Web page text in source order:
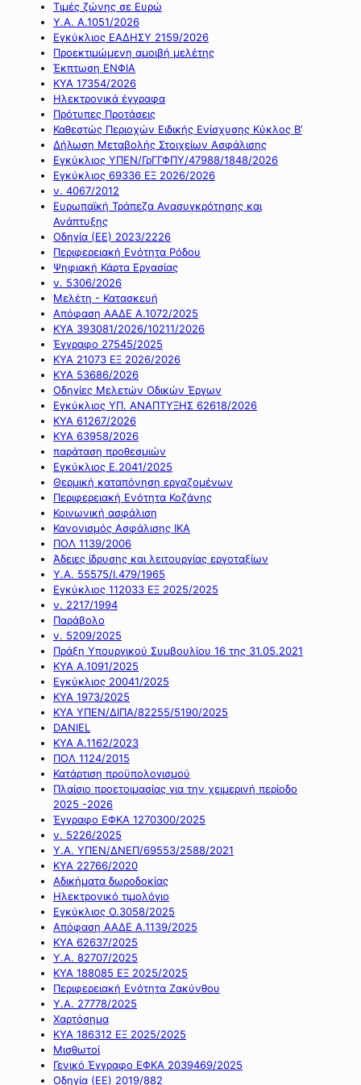
Τιμές ζώνης σε Ευρώ
Υ.Α. Α.1051/2026
Εγκύκλιος ΕΑΔΗΣΥ 2159/2026
Προεκτιμώμενη αμοιβή μελέτης
Έκπτωση ΕΝΦΙΑ
ΚΥΑ 17354/2026
Ηλεκτρονικά έγγραφα
Πρότυπες Προτάσεις
Καθεστώς Περιοχών Ειδικής Ενίσχυσης Κύκλος Β’
Δήλωση Μεταβολής Στοιχείων Ασφάλισης
Εγκύκλιος ΥΠΕΝ/ΓρΓΓΦΠΥ/47988/1848/2026
Εγκύκλιος 69336 ΕΞ 2026/2026
ν. 4067/2012
Ευρωπαϊκή Τράπεζα Ανασυγκρότησης και
Ανάπτυξης
Οδηγία (ΕΕ) 2023/2226
Περιφερειακή Ενότητα Ρόδου
Ψηφιακή Κάρτα Εργασίας
ν. 5306/2026
Μελέτη - Κατασκευή
Απόφαση ΑΑΔΕ Α.1072/2025
ΚΥΑ 393081/2026/10211/2026
Έγγραφο 27545/2025
ΚΥΑ 21073 ΕΞ 2026/2026
ΚΥΑ 53686/2026
Οδηγίες Μελετών Οδικών Έργων
Εγκύκλιος ΥΠ. ΑΝΑΠΤΥΞΗΣ 62618/2026
ΚΥΑ 61267/2026
ΚΥΑ 63958/2026
παράταση προθεσμιών
Εγκύκλιος Ε.2041/2025
Θερμική καταπόνηση εργαζομένων
Περιφερειακή Ενότητα Κοζάνης
Κοινωνική ασφάλιση
Κανονισμός Ασφάλισης ΙΚΑ
ΠΟΛ 1139/2006
Άδειες ίδρυσης και λειτουργίας εργοταξίων
Υ.Α. 55575/Ι.479/1965
Εγκύκλιος 112033 ΕΞ 2025/2025
ν. 2217/1994
Παράβολο
ν. 5209/2025
Πράξη Υπουργικού Συμβουλίου 16 της 31.05.2021
ΚΥΑ Α.1091/2025
Εγκύκλιος 20041/2025
ΚΥΑ 1973/2025
ΚΥΑ ΥΠΕΝ/ΔΙΠΑ/82255/5190/2025
DANIEL
ΚΥΑ Α.1162/2023
ΠΟΛ 1124/2015
Κατάρτιση προϋπολογισμού
Πλαίσιο προετοιμασίας για την χειμερινή περίοδο
2025 -2026
Έγγραφο ΕΦΚΑ 1270300/2025
ν. 5226/2025
Υ.Α. ΥΠΕΝ/ΔΝΕΠ/69553/2588/2021
ΚΥΑ 22766/2020
Αδικήματα δωροδοκίας
Ηλεκτρονικό τιμολόγιο
Εγκύκλιος Ο.3058/2025
Απόφαση ΑΑΔΕ Α.1139/2025
ΚΥΑ 62637/2025
Υ.Α. 82707/2025
ΚΥΑ 188085 ΕΞ 2025/2025
Περιφερειακή Ενότητα Ζακύνθου
Υ.Α. 27778/2025
Χαρτόσημα
ΚΥΑ 186312 ΕΞ 2025/2025
Μισθωτοί
Γενικό Έγγραφο ΕΦΚΑ 2039469/2025
Οδηγία (ΕΕ) 2019/882